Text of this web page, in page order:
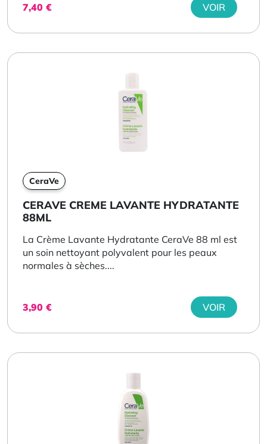
7,40 € VOIR
CeraVe
CERAVE CREME LAVANTE HYDRATANTE
88ML
La Crème Lavante Hydratante CeraVe 88 ml est
un soin nettoyant polyvalent pour les peaux
normales à sèches....
3,90 € VOIR